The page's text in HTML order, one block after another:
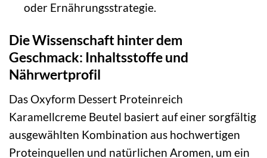
oder Ernährungsstrategie.
Die Wissenschaft hinter dem
Geschmack: Inhaltsstoffe und
Nährwertprofil
Das Oxyform Dessert Proteinreich
Karamellcreme Beutel basiert auf einer sorgfältig
ausgewählten Kombination aus hochwertigen
Proteinquellen und natürlichen Aromen, um ein